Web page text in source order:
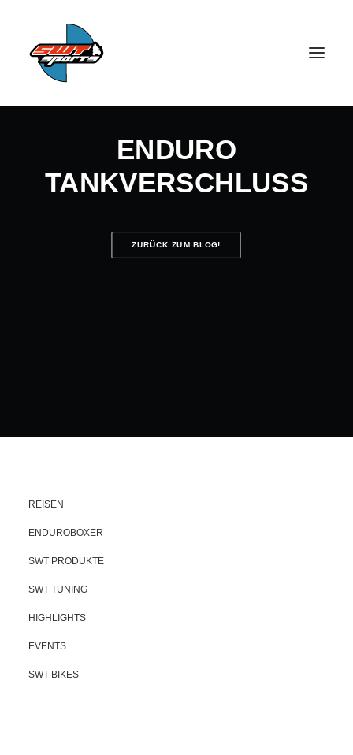
SEARCH
ENDURO
TANKVERSCHLUSS
ZURÜCK ZUM BLOG!
REISEN
ENDUROBOXER
SWT PRODUKTE
SWT TUNING
HIGHLIGHTS
EVENTS
SWT BIKES